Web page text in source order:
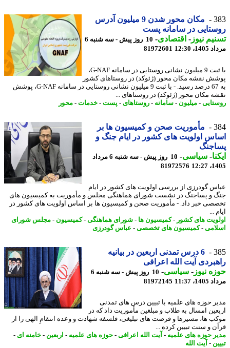
مکان محور شدن 9 میلیون آدرس
در سامانه پست
نیوز-اقتصادی-
10 روز پیش - سه شنبه 6
12:30
81972601
با ثبت 9 میلیون نشانی روستایی در سامانه G-NAF،
نقشه مکان محور (ژئوکد) در روستاهای کشور
به 67 درصد رسید. - با ثبت 9 میلیون نشانی روستایی در سامانه G-NAF، پوشش
مکان محور (ژئوکد) در روستاهای ...
-میلیون-سامانه-روستاهای-پست-خدمات-محور
مأموریت صحن و کمیسیون ها بر
اولویت های کشور در ایام جنگ و
-سیاسی-
10 روز پیش - سه شنبه 6 مرداد
81972576
گودرزی از بررسی اولویت های کشور در ایام
و پساجنگ در نشست شورای هماهنگی مجلس و مأموریت به کمیسیون های
خبر داد. - مأموریت صحن و کمیسیون ها بر اساس اولویت های کشور در
...
های کشور-کمیسیون ها- شورای هماهنگی-کمیسیون-مجلس شورای
-کمیسیون های تخصصی-عباس گودرزی
6 درس تمدنی اربعین در بیانیه
آیت الله اعرافی
نیوز-سیاسی-
10 روز پیش - سه شنبه 6
11:37
81972145
حوزه های علمیه با تبیین درس های تمدنی
امسال به طلاب و مبلغین مأموریت داد که در
ها، مسیرها و فرصت های تبلیغی، فلسفه شهادت و وعده انتقامِ الهی را از
و سنت تبیین کرده ...
حوزه های علمیه-آیت الله اعرافی -حوزه های علمیه-اربعین -خامنه ای-
-آیت الله